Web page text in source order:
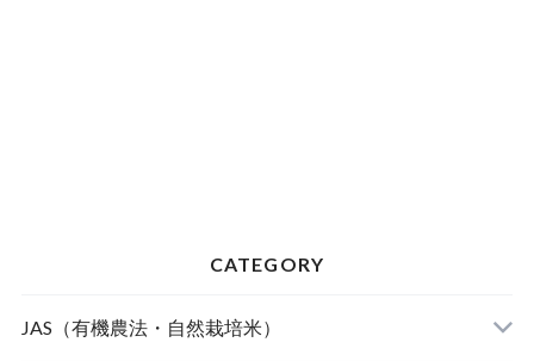
CATEGORY
JAS（有機農法・自然栽培米）